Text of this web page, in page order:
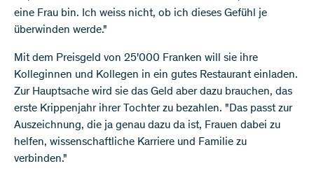
eine Frau bin. Ich weiss nicht, ob ich dieses Gefühl je
überwinden werde."
Mit dem Preisgeld von 25'000 Franken will sie ihre
Kolleginnen und Kollegen in ein gutes Restaurant einladen.
Zur Hauptsache wird sie das Geld aber dazu brauchen, das
erste Krippenjahr ihrer Tochter zu bezahlen. "Das passt zur
Auszeichnung, die ja genau dazu da ist, Frauen dabei zu
helfen, wissenschaftliche Karriere und Familie zu
verbinden."